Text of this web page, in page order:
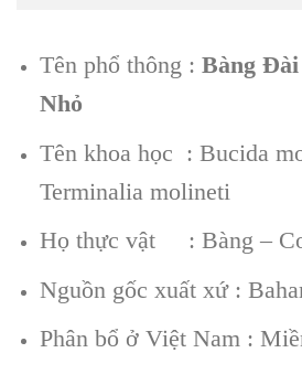
Tên phổ thông : Bàng
Nhỏ
Tên khoa học : Bucida
Terminalia molineti
Họ thực vật : Bàng –
Nguồn gốc xuất xứ :
Phân bổ ở Việt Nam :